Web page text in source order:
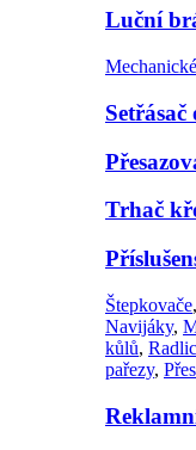
Luční
Mechanické
Setřásač
Trhač
Štepkovače,
Navijáky,
kůlů,
pařezy,